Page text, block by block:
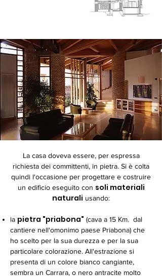
La casa doveva essere, per espressa
richiesta dei committenti, in pietra. Si è colta
quindi l'occasione per progettare e costruire
un edificio eseguito con soli materiali
naturali usando:
la pietra "priabona" (cava a 15 Km. dal
cantiere nell'omonimo paese Priabona) che
ho scelto per la sua durezza e per la sua
particolare colorazione. All'estrazione si
presenta di un colore bianco cangiante,
sembra un Carrara, o nero antracite molto